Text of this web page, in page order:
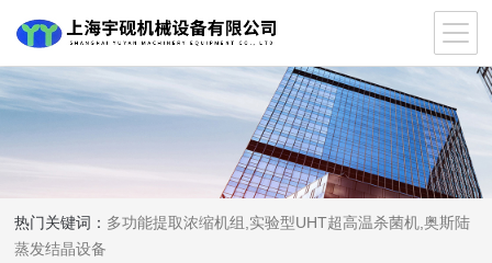
热门关键词： 多功能提取浓缩机组,实验型UHT超高温杀菌机,奥斯陆
蒸发结晶设备